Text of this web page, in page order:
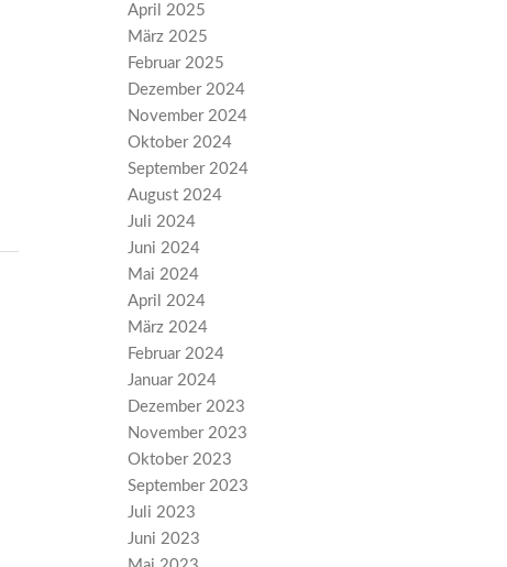
April 2025
März 2025
Februar 2025
Dezember 2024
November 2024
Oktober 2024
September 2024
August 2024
Juli 2024
Juni 2024
Mai 2024
April 2024
März 2024
Februar 2024
Januar 2024
Dezember 2023
November 2023
Oktober 2023
September 2023
Juli 2023
Juni 2023